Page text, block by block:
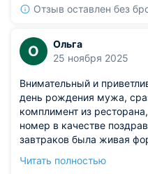
при названии Редиссон
горячих блюд сейчас
нарезок очень невелик.
рыба. И 3 вида мясной
тарелке оставалось
Отзыв оставлен без
О
Ольга
25 ноября 2025
Внимательный и
день рождения мужа,
комплимент из
номер в качестве
завтраков была живая
этом отеле.
Читать полностью